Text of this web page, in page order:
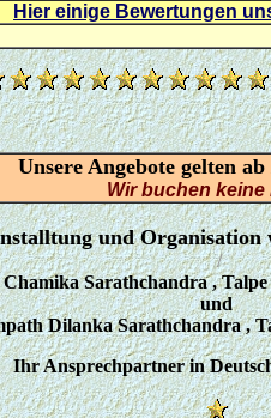
Hier einige Bewertungen
Unsere Angebote gelten
Wir buchen keine
und
/
Sarathchandra ,
und
Dilanka Sarathchandra ,
Ihr Ansprechpartner in
.